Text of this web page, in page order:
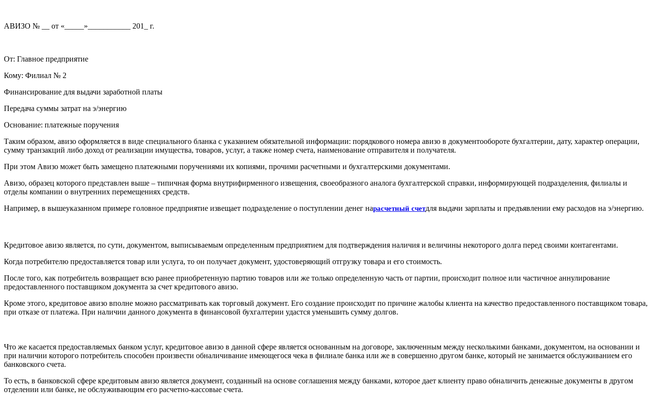
АВИЗО № __ от «_____»___________ 201_ г.
От: Главное предприятие
Кому: Филиал № 2
Финансирование для выдачи заработной платы
Передача суммы затрат на э/энергию
Основание: платежные поручения
Таким образом, авизо оформляется в виде специального бланка с указанием обязательной информации: порядкового номера авизо в документообороте бухгалтерии, дату, характер операции,
сумму транзакций либо доход от реализации имущества, товаров, услуг, а также номер счета, наименование отправителя и получателя.
При этом Авизо может быть замещено платежными поручениями их копиями, прочими расчетными и бухгалтерскими документами.
Авизо, образец которого представлен выше – типичная форма внутрифирменного извещения, своеобразного аналога бухгалтерской справки, информирующей подразделения, филиалы и
отделы компании о внутренних перемещениях средств.
Например, в вышеуказанном примере головное предприятие извещает подразделение о поступлении денег нарасчетный счетдля выдачи зарплаты и предъявлении ему расходов на э/энергию.
Кредитовое авизо является, по сути, документом, выписываемым определенным предприятием для подтверждения наличия и величины некоторого долга перед своими контагентами.
Когда потребителю предоставляется товар или услуга, то он получает документ, удостоверяющий отгрузку товара и его стоимость.
После того, как потребитель возвращает всю ранее приобретенную партию товаров или же только определенную часть от партии, происходит полное или частичное аннулирование
предоставленного поставщиком документа за счет кредитового авизо.
Кроме этого, кредитовое авизо вполне можно рассматривать как торговый документ. Его создание происходит по причине жалобы клиента на качество предоставленного поставщиком товара,
при отказе от платежа. При наличии данного документа в финансовой бухгалтерии удастся уменьшить сумму долгов.
Что же касается предоставляемых банком услуг, кредитовое авизо в данной сфере является основанным на договоре, заключенным между несколькими банками, документом, на основании и
при наличии которого потребитель способен произвести обналичивание имеющегося чека в филиале банка или же в совершенно другом банке, который не занимается обслуживанием его
банковского счета.
То есть, в банковской сфере кредитовым авизо является документ, созданный на основе соглашения между банками, которое дает клиенту право обналичить денежные документы в другом
отделении или банке, не обслуживающим его расчетно-кассовые счета.